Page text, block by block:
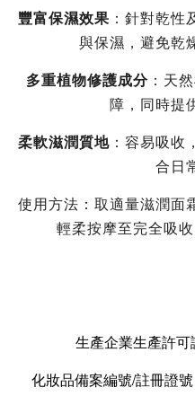
豐富保濕效果 ：針對乾性
與保濕，避免乾
多重植物修護成分：天
障，同時提
柔軟滋潤質地 ：容易吸收
合日
使用方法：取適量滋潤面
輕柔按摩至完全吸
生產企業生產許
化妝品備案編號/註冊證